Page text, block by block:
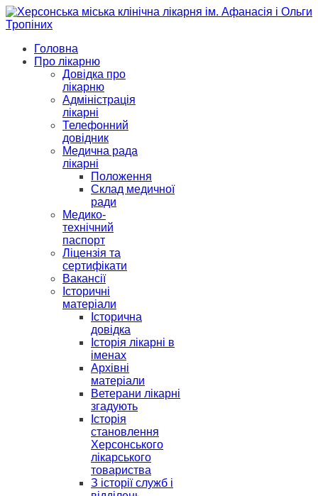
Головна
Про лікарню
Довідка про
лікарню
Адміністрація
лікарні
Телефонний
довідник
Медична рада
лікарні
Положення
Склад медичної
ради
Медико-
технічний
паспорт
Ліцензія та
сертифікати
Вакансії
Історичні
матеріали
Історична
довідка
Історія лікарні в
іменах
Архівні
матеріали
Ветерани лікарні
згадують
Історія
становлення
Херсонського
лікарського
товариства
З історії служб і